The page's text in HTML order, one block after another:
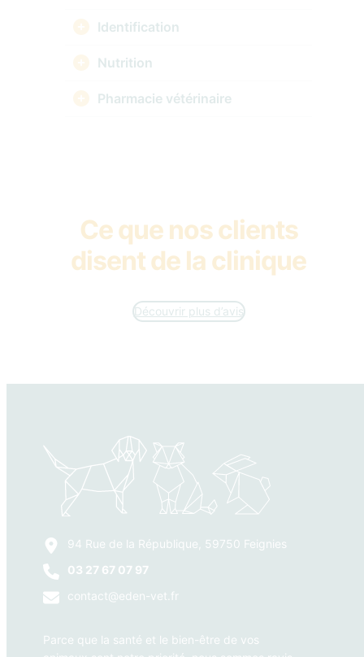
Identification
Nutrition
Pharmacie vétérinaire
Ce que nos clients
disent de la clinique
Découvrir plus d’avis
94 Rue de la République, 59750 Feignies
03 27 67 07 97
contact@eden-vet.fr
Parce que la santé et le bien-être de vos